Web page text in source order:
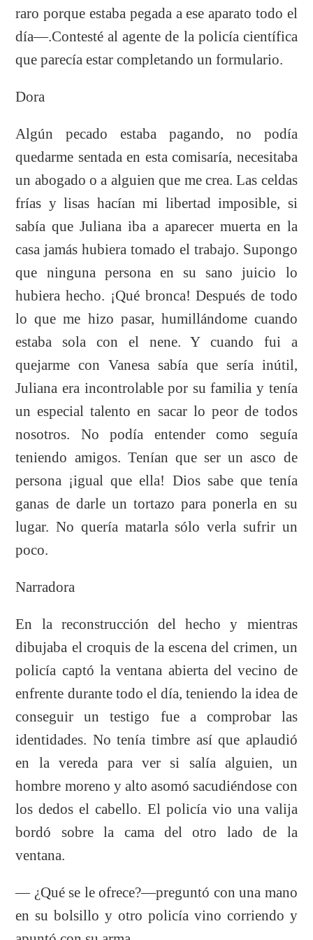
raro porque estaba pegada a ese aparato todo el
día—.Contesté al agente de la policía científica
que parecía estar completando un formulario.
Dora
Algún pecado estaba pagando, no podía
quedarme sentada en esta comisaría, necesitaba
un abogado o a alguien que me crea. Las celdas
frías y lisas hacían mi libertad imposible, si
sabía que Juliana iba a aparecer muerta en la
casa jamás hubiera tomado el trabajo. Supongo
que ninguna persona en su sano juicio lo
hubiera hecho. ¡Qué bronca! Después de todo
lo que me hizo pasar, humillándome cuando
estaba sola con el nene. Y cuando fui a
quejarme con Vanesa sabía que sería inútil,
Juliana era incontrolable por su familia y tenía
un especial talento en sacar lo peor de todos
nosotros. No podía entender como seguía
teniendo amigos. Tenían que ser un asco de
persona ¡igual que ella! Dios sabe que tenía
ganas de darle un tortazo para ponerla en su
lugar. No quería matarla sólo verla sufrir un
poco.
Narradora
En la reconstrucción del hecho y mientras
dibujaba el croquis de la escena del crimen, un
policía captó la ventana abierta del vecino de
enfrente durante todo el día, teniendo la idea de
conseguir un testigo fue a comprobar las
identidades. No tenía timbre así que aplaudió
en la vereda para ver si salía alguien, un
hombre moreno y alto asomó sacudiéndose con
los dedos el cabello. El policía vio una valija
bordó sobre la cama del otro lado de la
ventana.
— ¿Qué se le ofrece?—preguntó con una mano
en su bolsillo y otro policía vino corriendo y